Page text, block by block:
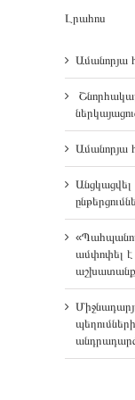
Լրահոս
Ամանորյա
Ամանորյա
ամփոփել